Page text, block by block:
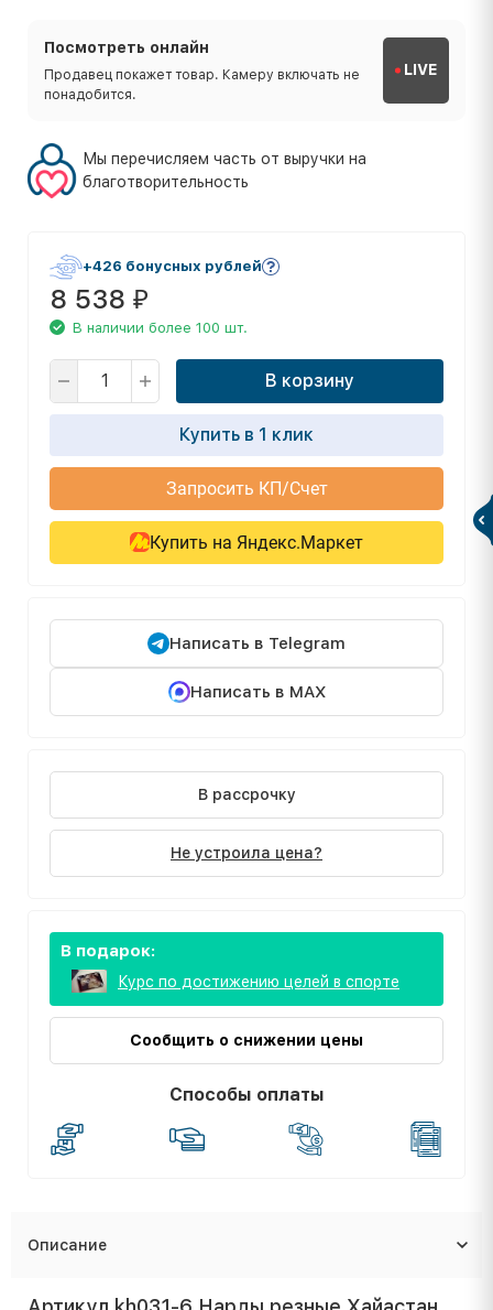
Посмотреть онлайн
Продавец покажет товар. Камеру включать не
понадобится.
LIVE
Мы перечисляем часть от выручки на
благотворительность
+426 бонусных рублей
8 538 ₽
В наличии более 100 шт.
В корзину
Купить в 1 клик
Запросить КП/Счет
Купить на Яндекс.Маркет
Написать в Telegram
Написать в MAX
В рассрочку
Не устроила цена?
В подарок:
Курс по достижению целей в спорте
Сообщить о снижении цены
Способы оплаты
Описание